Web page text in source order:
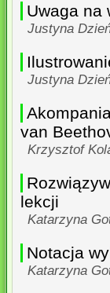
Uwaga na
Justyna
Justyna
van
Krzysztof
lekcji
Katarzyna
Notacja
Katarzyna